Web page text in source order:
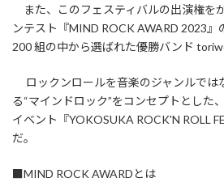
また、このフェスティバルの出演権を
ンテスト『MIND ROCK AWARD 2023』
200 組の中から選ばれた優勝バンド
ロックンロールを音楽のジャンルでは
る“マインドロック”をコンセプトとした
イベント『YOKOSUKA ROCK'N ROLL
だ。
■MIND ROCK AWARDとは